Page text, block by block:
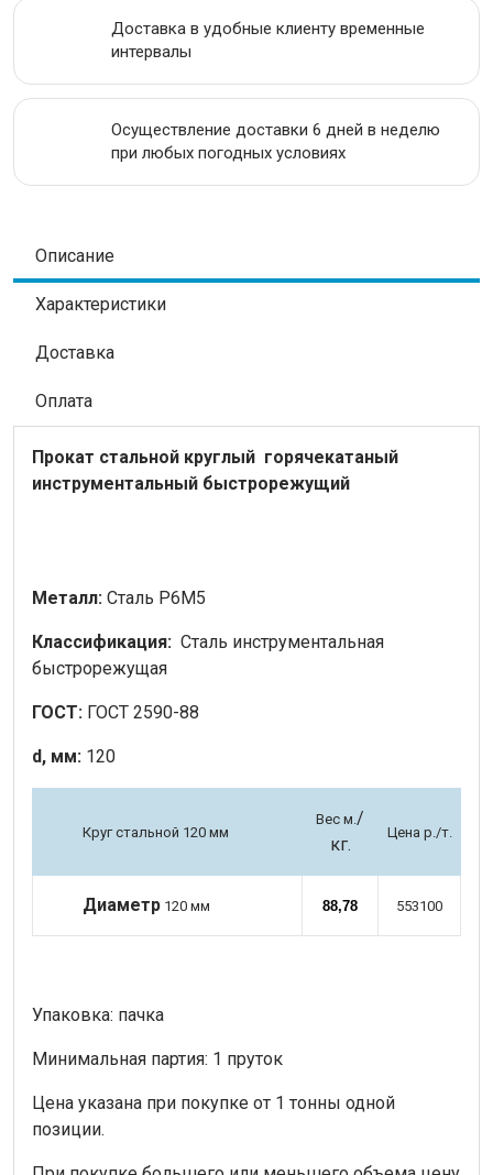
Доставка в удобные клиенту временные
интервалы
Осуществление доставки 6 дней в неделю
при любых погодных условиях
Описание
Характеристики
Доставка
Оплата
Прокат стальной круглый горячекатаный
инструментальный быстрорежущий
Металл: Сталь Р6М5
Классификация: Сталь инструментальная
быстрорежущая
ГОСТ: ГОСТ 2590-88
d, мм: 120
Круг стальной 120 мм
Вес м./
кг.
Цена р./т.
Диаметр 120 мм 88,78 553100
Упаковка: пачка
Минимальная партия: 1 пруток
Цена указана при покупке от 1 тонны одной
позиции.